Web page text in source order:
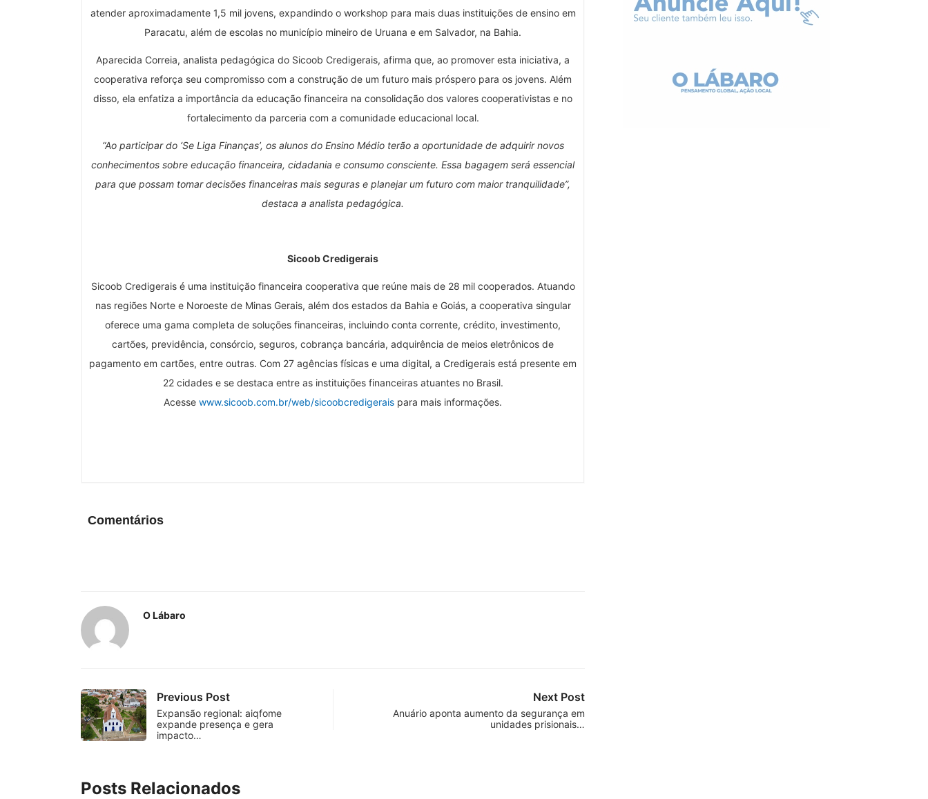
atender aproximadamente 1,5 mil jovens, expandindo o workshop para mais duas instituições de ensino em
Paracatu, além de escolas no município mineiro de Uruana e em Salvador, na Bahia.
Aparecida Correia, analista pedagógica do Sicoob Credigerais, afirma que, ao promover esta iniciativa, a
cooperativa reforça seu compromisso com a construção de um futuro mais próspero para os jovens. Além
disso, ela enfatiza a importância da educação financeira na consolidação dos valores cooperativistas e no
fortalecimento da parceria com a comunidade educacional local.
“Ao participar do ‘Se Liga Finanças’, os alunos do Ensino Médio terão a oportunidade de adquirir novos
conhecimentos sobre educação financeira, cidadania e consumo consciente. Essa bagagem será essencial
para que possam tomar decisões financeiras mais seguras e planejar um futuro com maior tranquilidade”,
destaca a analista pedagógica.
Sicoob Credigerais
Sicoob Credigerais é uma instituição financeira cooperativa que reúne mais de 28 mil cooperados. Atuando
nas regiões Norte e Noroeste de Minas Gerais, além dos estados da Bahia e Goiás, a cooperativa singular
oferece uma gama completa de soluções financeiras, incluindo conta corrente, crédito, investimento,
cartões, previdência, consórcio, seguros, cobrança bancária, adquirência de meios eletrônicos de
pagamento em cartões, entre outras. Com 27 agências físicas e uma digital, a Credigerais está presente em
22 cidades e se destaca entre as instituições financeiras atuantes no Brasil.
Acesse www.sicoob.com.br/web/sicoobcredigerais para mais informações.
Comentários
O Lábaro
Previous Post
Expansão regional: aiqfome
expande presença e gera
impacto…
Next Post
Anuário aponta aumento da segurança em
unidades prisionais…
Posts Relacionados